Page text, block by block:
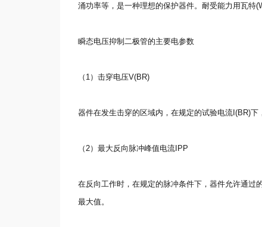
涌功率等，是一种理想的保护器件。耐受能力用瓦特
瞬态电压抑制二极管的主要电参数
（1）击穿电压V(BR)
器件在发生击穿的区域内，在规定的试验电流I(BR)
（2）最大反向脉冲峰值电流IPP
在反向工作时，在规定的脉冲条件下，器件允许通
最大值。